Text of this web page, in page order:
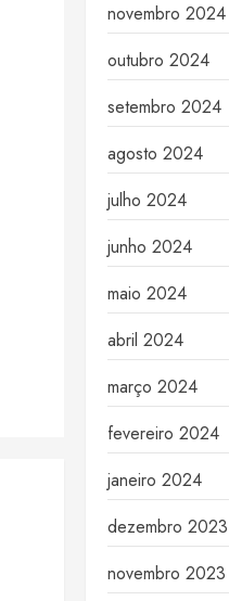
novembro 2024
outubro 2024
setembro 2024
agosto 2024
julho 2024
junho 2024
maio 2024
abril 2024
março 2024
fevereiro 2024
janeiro 2024
dezembro 2023
novembro 2023